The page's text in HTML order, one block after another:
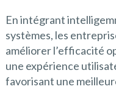
En intégrant
systèmes, les
améliorer l’efficacité
une expérience
favorisant une